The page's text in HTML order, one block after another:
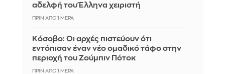
αδελφή του Έλληνα χειριστή
ΠΡΙΝ ΑΠΌ 1 ΜΈΡΑ
Κόσοβο: Οι αρχές πιστεύουν ότι
εντόπισαν έναν νέο ομαδικό τάφο στην
περιοχή του Ζούμπιν Πότοκ
ΠΡΙΝ ΑΠΌ 1 ΜΈΡΑ